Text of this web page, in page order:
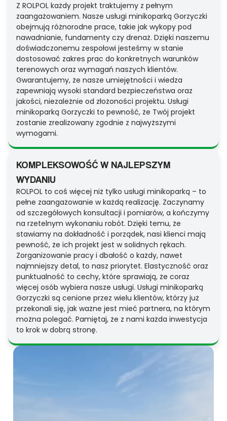
Z ROLPOL każdy projekt traktujemy z pełnym
zaangażowaniem. Nasze usługi minikoparką Gorzyczki
obejmują różnorodne prace, takie jak wykopy pod
nawadnianie, fundamenty czy drenaż. Dzięki naszemu
doświadczonemu zespołowi jesteśmy w stanie
dostosować zakres prac do konkretnych warunków
terenowych oraz wymagań naszych klientów.
Gwarantujemy, że nasze umiejętności i wiedza
zapewniają wysoki standard bezpieczeństwa oraz
jakości, niezależnie od złożoności projektu. Usługi
minikoparką Gorzyczki to pewność, że Twój projekt
zostanie zrealizowany zgodnie z najwyższymi
wymogami.
KOMPLEKSOWOŚĆ W NAJLEPSZYM
WYDANIU
ROLPOL to coś więcej niż tylko usługi minikoparką – to
pełne zaangażowanie w każdą realizację. Zaczynamy
od szczegółowych konsultacji i pomiarów, a kończymy
na rzetelnym wykonaniu robót. Dzięki temu, że
stawiamy na dokładność i porządek, nasi klienci mają
pewność, że ich projekt jest w solidnych rękach.
Zorganizowanie pracy i dbałość o każdy, nawet
najmniejszy detal, to nasz priorytet. Elastyczność oraz
punktualność to cechy, które sprawiają, że coraz
więcej osób wybiera nasze usługi. Usługi minikoparką
Gorzyczki są cenione przez wielu klientów, którzy już
przekonali się, jak ważne jest mieć partnera, na którym
można polegać. Pamiętaj, że z nami każda inwestycja
to krok w dobrą stronę.